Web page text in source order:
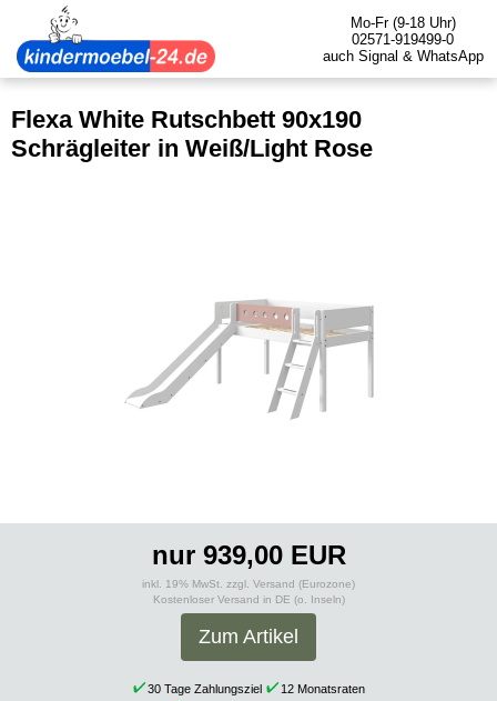
Mo-Fr (9-18 Uhr)
02571-919499-0
auch Signal & WhatsApp
Flexa White Rutschbett 90x190
Schrägleiter in Weiß/Light Rose
nur 939,00 EUR
inkl. 19% MwSt. zzgl. Versand (Eurozone)
Kostenloser Versand in DE (o. Inseln)
Zum Artikel
30 Tage Zahlungsziel
12 Monatsraten